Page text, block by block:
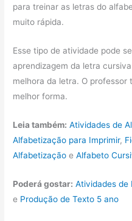
para treinar as letras do
muito rápida.
Esse tipo de atividade pode
aprendizagem da letra
melhora da letra. O professor
melhor forma.
Leia também: Atividades de
Alfabetização para Imprimir,
Alfabetização eAlfabeto
Poderá gostar: Atividades de
e Produção de Texto 5 ano